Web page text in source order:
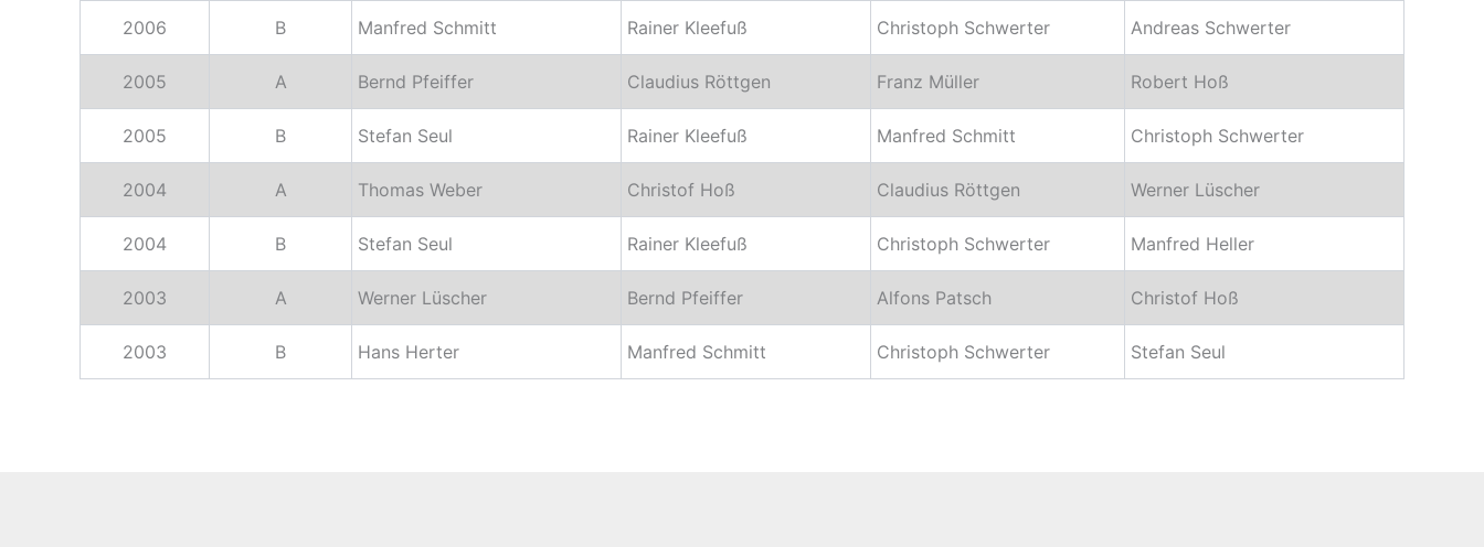
2006 B Manfred Schmitt Rainer Kleefuß Christoph Schwerter Andreas Schwerter
2005 A Bernd Pfeiffer Claudius Röttgen Franz Müller Robert Hoß
2005 B Stefan Seul Rainer Kleefuß Manfred Schmitt Christoph Schwerter
2004 A Thomas Weber Christof Hoß Claudius Röttgen Werner Lüscher
2004 B Stefan Seul Rainer Kleefuß Christoph Schwerter Manfred Heller
2003 A Werner Lüscher Bernd Pfeiffer Alfons Patsch Christof Hoß
2003 B Hans Herter Manfred Schmitt Christoph Schwerter Stefan Seul